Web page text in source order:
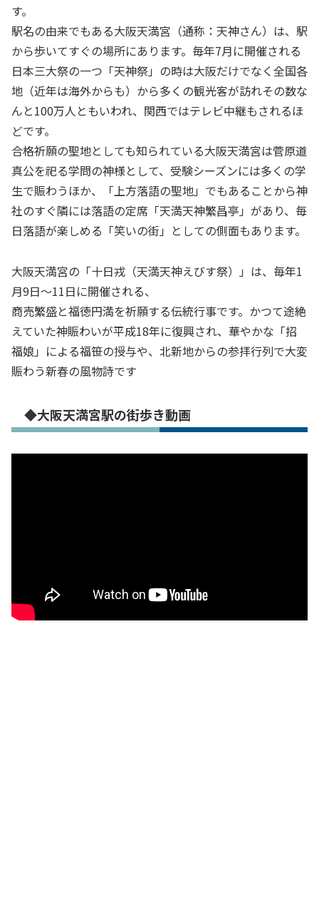
す。
駅名の由来でもある大阪天満宮（通称：天神さん）は、駅
から歩いてすぐの場所にあります。毎年7月に開催される
日本三大祭の一つ「天神祭」の時は大阪だけでなく全国各
地（近年は海外からも）から多くの観光客が訪れその数な
んと100万人ともいわれ、関西ではテレビ中継もされるほ
どです。
合格祈願の聖地としても知られている大阪天満宮は菅原道
真公を祀る学問の神様として、受験シーズンには多くの学
生で賑わうほか、「上方落語の聖地」でもあることから神
社のすぐ隣には落語の定席「天満天神繁昌亭」があり、毎
日落語が楽しめる「笑いの街」としての側面もあります。
大阪天満宮の「十日戎（天満天神えびす祭）」は、毎年1
月9日〜11日に開催される、
商売繁盛と福徳円満を祈願する伝統行事です。かつて途絶
えていた神賑わいが平成18年に復興され、華やかな「招
福娘」による福笹の授与や、北新地からの参拝行列で大変
賑わう新春の風物詩です
◆大阪天満宮駅の街歩き動画